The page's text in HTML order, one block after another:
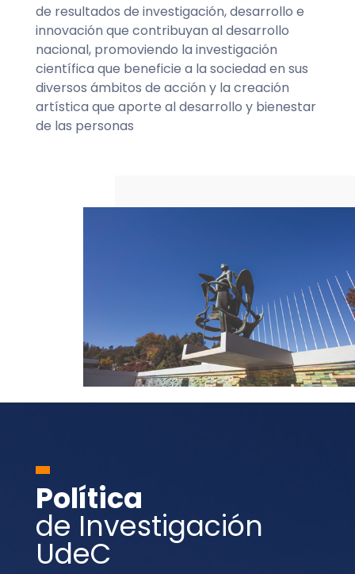
de resultados de investigación, desarrollo e
innovación que contribuyan al desarrollo
nacional, promoviendo la investigación
científica que beneficie a la sociedad en sus
diversos ámbitos de acción y la creación
artística que aporte al desarrollo y bienestar
de las personas
Política
de Investigación
UdeC